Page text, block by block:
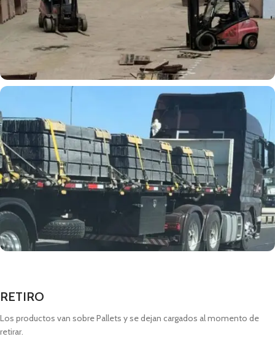
RETIRO
Los productos van sobre Pallets y se dejan cargados al momento de
retirar.